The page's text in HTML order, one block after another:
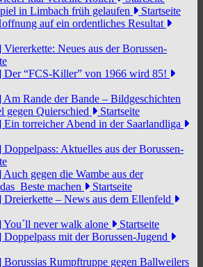
in Limbach früh gelaufen
Startseite
auf ein ordentliches Resultat
Viererkette: Neues aus der Borussen-
Der “FCS-Killer” von 1966 wird 85!
Am Rande der Bande – Bildgeschichten
gegen Quierschied
Startseite
Ein torreicher Abend in der Saarlandliga
Doppelpass: Aktuelles aus der Borussen-
Auch gegen die Wambe aus der
Beste machen
Startseite
Dreierkette – News aus dem Ellenfeld
You´ll never walk alone
Startseite
Doppelpass mit der Borussen-Jugend
Borussias Rumpftruppe gegen Ballweilers